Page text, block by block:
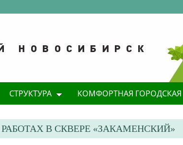
СТРУКТУРА КОМФОРТНАЯ ГОРОДСКАЯ
В СКВЕРЕ «ЗАКАМЕНСКИЙ»